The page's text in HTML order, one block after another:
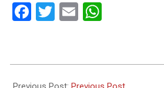
Facebook
Twitter
Email